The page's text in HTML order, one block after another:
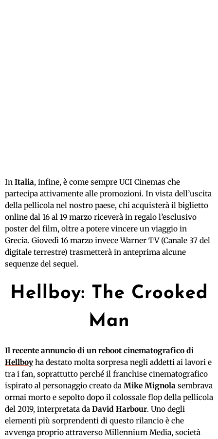
In Italia, infine, è come sempre UCI Cinemas che
partecipa attivamente alle promozioni. In vista dell’uscita
della pellicola nel nostro paese, chi acquisterà il biglietto
online dal 16 al 19 marzo riceverà in regalo l’esclusivo
poster del film, oltre a potere vincere un viaggio in
Grecia. Giovedì 16 marzo invece Warner TV (Canale 37 del
digitale terrestre) trasmetterà in anteprima alcune
sequenze del sequel.
Hellboy: The Crooked
Man
Il recente annuncio di un reboot cinematografico di
Hellboy ha destato molta sorpresa negli addetti ai lavori e
tra i fan, soprattutto perché il franchise cinematografico
ispirato al personaggio creato da Mike Mignola sembrava
ormai morto e sepolto dopo il colossale flop della pellicola
del 2019, interpretata da David Harbour. Uno degli
elementi più sorprendenti di questo rilancio è che
avvenga proprio attraverso Millennium Media, società